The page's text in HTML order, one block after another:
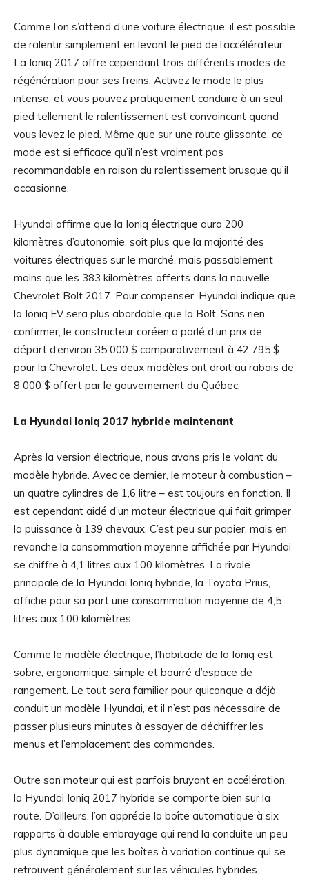
Comme l’on s’attend d’une voiture électrique, il est possible
de ralentir simplement en levant le pied de l’accélérateur.
La Ioniq 2017 offre cependant trois différents modes de
régénération pour ses freins. Activez le mode le plus
intense, et vous pouvez pratiquement conduire à un seul
pied tellement le ralentissement est convaincant quand
vous levez le pied. Même que sur une route glissante, ce
mode est si efficace qu’il n’est vraiment pas
recommandable en raison du ralentissement brusque qu’il
occasionne.
Hyundai affirme que la Ioniq électrique aura 200
kilomètres d’autonomie, soit plus que la majorité des
voitures électriques sur le marché, mais passablement
moins que les 383 kilomètres offerts dans la nouvelle
Chevrolet Bolt 2017. Pour compenser, Hyundai indique que
la Ioniq EV sera plus abordable que la Bolt. Sans rien
confirmer, le constructeur coréen a parlé d’un prix de
départ d’environ 35 000 $ comparativement à 42 795 $
pour la Chevrolet. Les deux modèles ont droit au rabais de
8 000 $ offert par le gouvernement du Québec.
La Hyundai Ioniq 2017 hybride maintenant
Après la version électrique, nous avons pris le volant du
modèle hybride. Avec ce dernier, le moteur à combustion –
un quatre cylindres de 1,6 litre – est toujours en fonction. Il
est cependant aidé d’un moteur électrique qui fait grimper
la puissance à 139 chevaux. C’est peu sur papier, mais en
revanche la consommation moyenne affichée par Hyundai
se chiffre à 4,1 litres aux 100 kilomètres. La rivale
principale de la Hyundai Ioniq hybride, la Toyota Prius,
affiche pour sa part une consommation moyenne de 4,5
litres aux 100 kilomètres.
Comme le modèle électrique, l’habitacle de la Ioniq est
sobre, ergonomique, simple et bourré d’espace de
rangement. Le tout sera familier pour quiconque a déjà
conduit un modèle Hyundai, et il n’est pas nécessaire de
passer plusieurs minutes à essayer de déchiffrer les
menus et l’emplacement des commandes.
Outre son moteur qui est parfois bruyant en accélération,
la Hyundai Ioniq 2017 hybride se comporte bien sur la
route. D’ailleurs, l’on apprécie la boîte automatique à six
rapports à double embrayage qui rend la conduite un peu
plus dynamique que les boîtes à variation continue qui se
retrouvent généralement sur les véhicules hybrides.